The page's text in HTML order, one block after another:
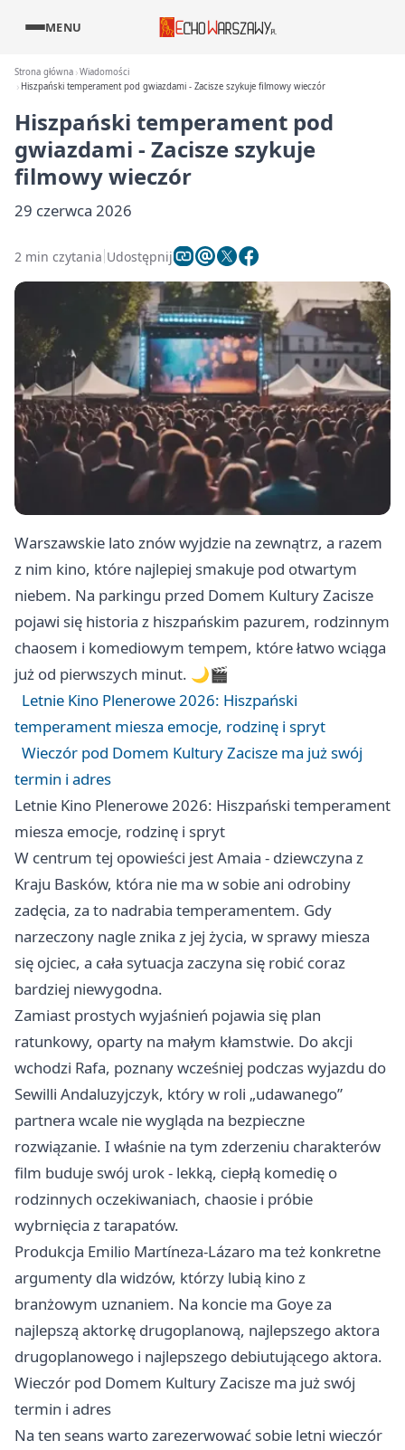
MENU
Strona główna Wiadomości
Hiszpański temperament pod gwiazdami - Zacisze szykuje filmowy wieczór
Hiszpański temperament pod
gwiazdami - Zacisze szykuje
filmowy wieczór
29 czerwca 2026
2 min czytania Udostępnij
Warszawskie lato znów wyjdzie na zewnątrz, a razem
z nim kino, które najlepiej smakuje pod otwartym
niebem. Na parkingu przed Domem Kultury Zacisze
pojawi się historia z hiszpańskim pazurem, rodzinnym
chaosem i komediowym tempem, które łatwo wciąga
już od pierwszych minut. 🌙🎬
Letnie Kino Plenerowe 2026: Hiszpański
temperament miesza emocje, rodzinę i spryt
Wieczór pod Domem Kultury Zacisze ma już swój
termin i adres
Letnie Kino Plenerowe 2026: Hiszpański temperament
miesza emocje, rodzinę i spryt
W centrum tej opowieści jest Amaia - dziewczyna z
Kraju Basków, która nie ma w sobie ani odrobiny
zadęcia, za to nadrabia temperamentem. Gdy
narzeczony nagle znika z jej życia, w sprawy miesza
się ojciec, a cała sytuacja zaczyna się robić coraz
bardziej niewygodna.
Zamiast prostych wyjaśnień pojawia się plan
ratunkowy, oparty na małym kłamstwie. Do akcji
wchodzi Rafa, poznany wcześniej podczas wyjazdu do
Sewilli Andaluzyjczyk, który w roli „udawanego”
partnera wcale nie wygląda na bezpieczne
rozwiązanie. I właśnie na tym zderzeniu charakterów
film buduje swój urok - lekką, ciepłą komedię o
rodzinnych oczekiwaniach, chaosie i próbie
wybrnięcia z tarapatów.
Produkcja Emilio Martíneza-Lázaro ma też konkretne
argumenty dla widzów, którzy lubią kino z
branżowym uznaniem. Na koncie ma Goye za
najlepszą aktorkę drugoplanową, najlepszego aktora
drugoplanowego i najlepszego debiutującego aktora.
Wieczór pod Domem Kultury Zacisze ma już swój
termin i adres
Na ten seans warto zarezerwować sobie letni wieczór